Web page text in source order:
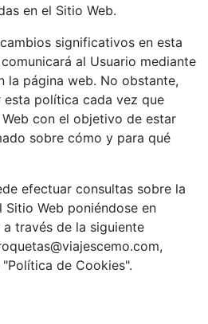
en el Sitio Web.
significativos en esta
al Usuario mediante
la página web. No obstante,
esta política cada vez que
con el objetivo de estar
sobre cómo y para qué
efectuar consultas sobre la
Web poniéndose en
través de la siguiente
de Cookies".